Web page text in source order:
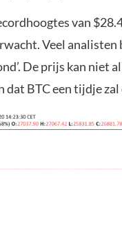
van
Veel
De prijs kan
dat BTC een tijdje